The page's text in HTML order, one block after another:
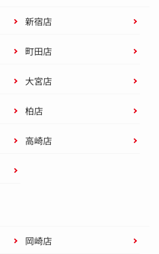
新宿店
町田店
大宮店
柏店
高崎店
岡崎店